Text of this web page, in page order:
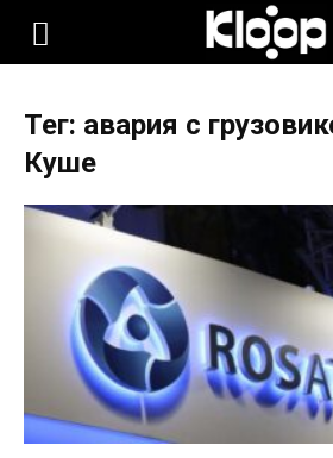
KLOOP.KG
Новости
Кыргызстана
Тег: авария с
Куше